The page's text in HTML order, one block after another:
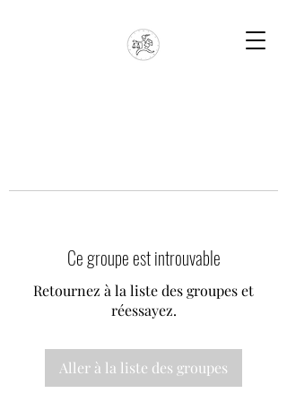
Ce groupe est introuvable
Retournez à la liste des groupes et
réessayez.
Aller à la liste des groupes